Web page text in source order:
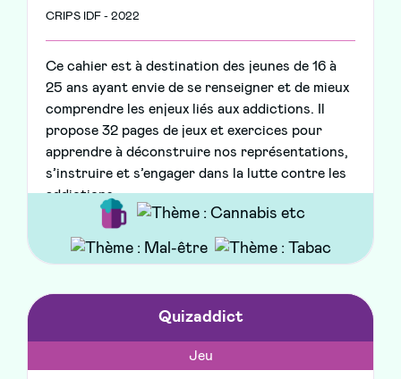
CRIPS IDF - 2022
Ce cahier est à destination des jeunes de 16 à
25 ans ayant envie de se renseigner et de mieux
comprendre les enjeux liés aux addictions. Il
propose 32 pages de jeux et exercices pour
apprendre à déconstruire nos représentations,
s’instruire et s’engager dans la lutte contre les
addictions
Quizaddict
Jeu